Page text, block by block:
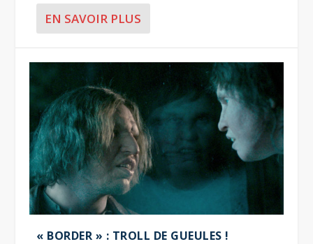
EN SAVOIR PLUS
« BORDER » : TROLL DE GUEULES !